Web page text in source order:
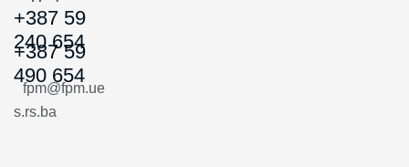
+387 59
240 654
+387 59
490 654
fpm@fpm.ue
s.rs.ba